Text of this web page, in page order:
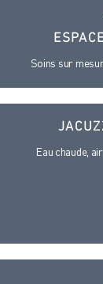
Soins sur
Eau chaude,